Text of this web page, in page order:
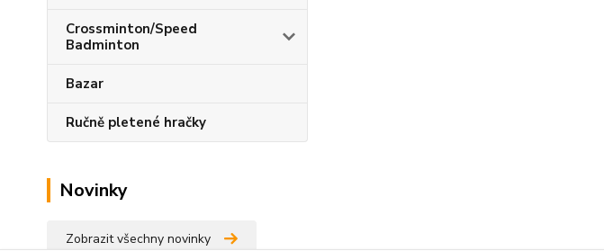
Crossminton/Speed
Badminton
Bazar
Ručně pletené hračky
Novinky
Zobrazit všechny novinky